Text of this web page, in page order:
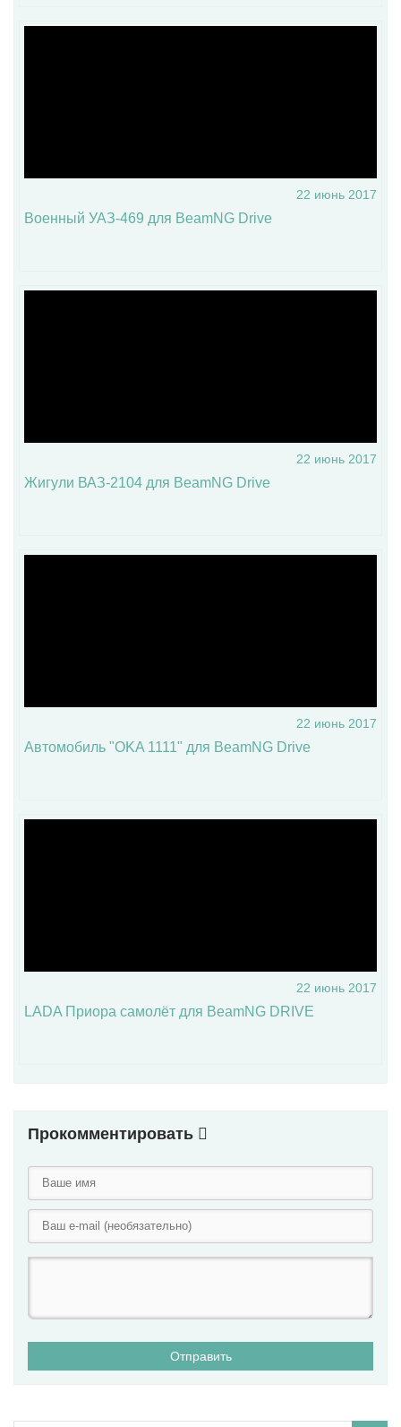
22 июнь 2017
Военный УАЗ-469 для BeamNG Drive
22 июнь 2017
Жигули ВАЗ-2104 для BeamNG Drive
22 июнь 2017
Автомобиль "OKA 1111" для BeamNG Drive
22 июнь 2017
LADA Приора самолёт для BeamNG DRIVE
Прокомментировать
Отправить